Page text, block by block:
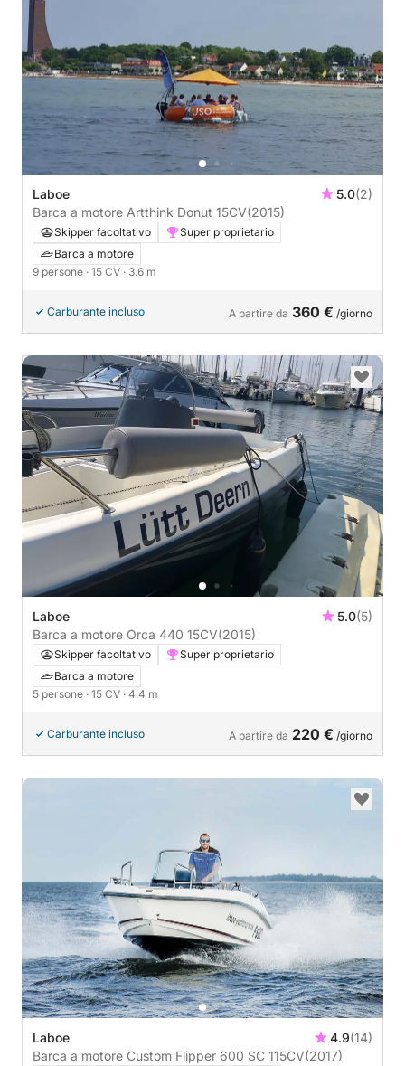
Laboe 5.0(2)
Barca a motore Artthink Donut 15CV(2015)
Skipper facoltativo
Super proprietario
Barca a motore
9 persone · 15 CV · 3.6 m
Carburante incluso A partire da 360 € /giorno
Laboe 5.0(5)
Barca a motore Orca 440 15CV(2015)
Skipper facoltativo
Super proprietario
Barca a motore
5 persone · 15 CV · 4.4 m
Carburante incluso A partire da 220 € /giorno
Laboe 4.9(14)
Barca a motore Custom Flipper 600 SC 115CV(2017)